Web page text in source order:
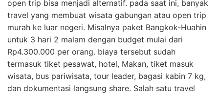
open trip bisa menjadi alternatif. pada saat ini, banyak
travel yang membuat wisata gabungan atau open trip
murah ke luar negeri. Misalnya paket Bangkok-Huahin
untuk 3 hari 2 malam dengan budget mulai dari
Rp4.300.000 per orang. biaya tersebut sudah
termasuk tiket pesawat, hotel, Makan, tiket masuk
wisata, bus pariwisata, tour leader, bagasi kabin 7 kg,
dan dokumentasi langsung share. Salah satu travel